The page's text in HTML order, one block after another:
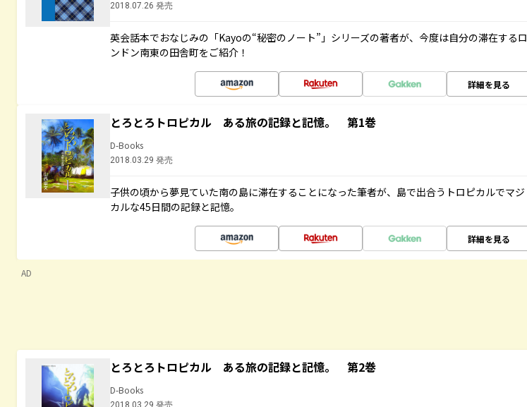
2018.07.26 発売
英会話本でおなじみの「Kayoの“秘密のノート”」シリーズの著者が、今度は自分の滞在するロ
ンドン南東の田舎町をご紹介！
詳細を見る
とろとろトロピカル ある旅の記録と記憶。 第1巻
D-Books
2018.03.29 発売
子供の頃から夢見ていた南の島に滞在することになった筆者が、島で出合うトロピカルでマジ
カルな45日間の記録と記憶。
詳細を見る
AD
とろとろトロピカル ある旅の記録と記憶。 第2巻
D-Books
2018.03.29 発売